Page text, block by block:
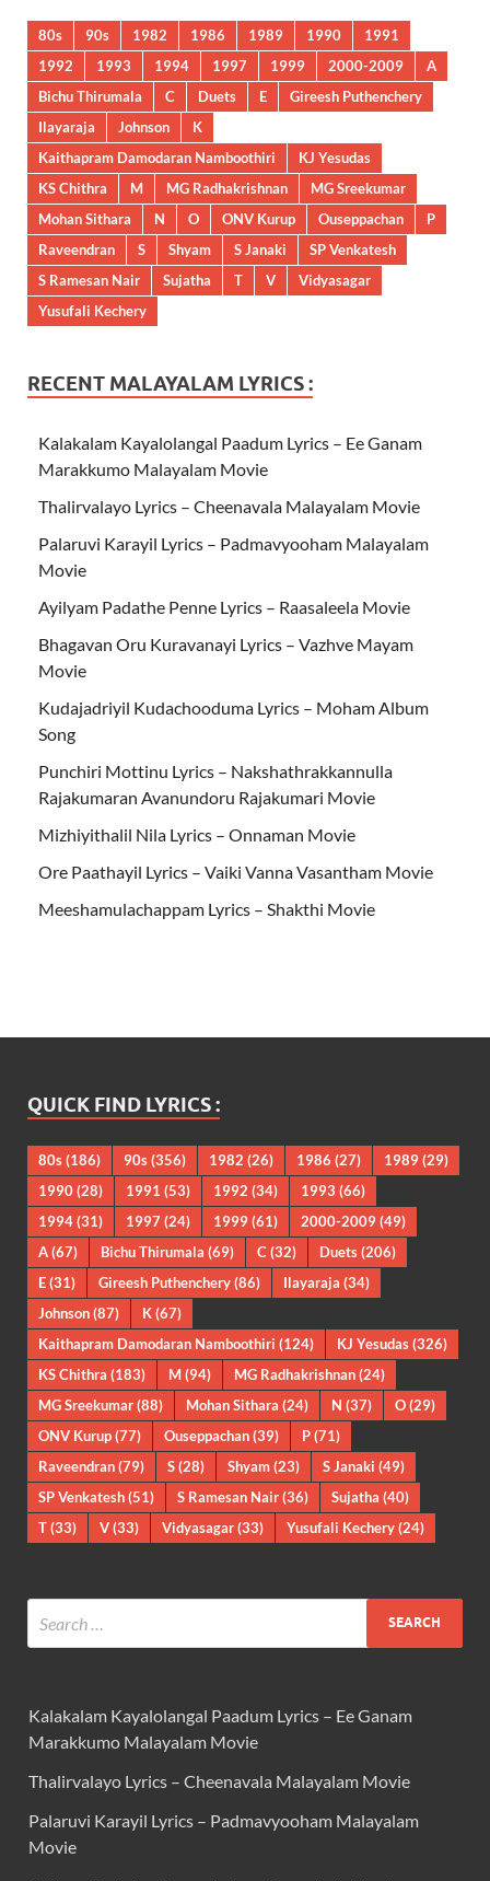
80s 90s 1982 1986 1989 1990
1991
1992
1993 1994 1997 1999 2000-2009
A
Bichu Thirumala
C Duets E
Gireesh Puthenchery
Ilayaraja
Johnson
K
Kaithapram Damodaran Namboothiri
KJ Yesudas
KS Chithra
M MG Radhakrishnan
MG Sreekumar
Mohan Sithara
N O ONV Kurup Ouseppachan
P
Raveendran
S Shyam S Janaki
SP Venkatesh
S Ramesan Nair
Sujatha T V
Vidyasagar
Yusufali Kechery
RECENT MALAYALAM LYRICS :
Kalakalam Kayalolangal Paadum Lyrics – Ee Ganam
Marakkumo Malayalam Movie
Thalirvalayo Lyrics – Cheenavala Malayalam Movie
Palaruvi Karayil Lyrics – Padmavyooham Malayalam
Movie
Ayilyam Padathe Penne Lyrics – Raasaleela Movie
Bhagavan Oru Kuravanayi Lyrics – Vazhve Mayam
Movie
Kudajadriyil Kudachooduma Lyrics – Moham Album
Song
Punchiri Mottinu Lyrics – Nakshathrakkannulla
Rajakumaran Avanundoru Rajakumari Movie
Mizhiyithalil Nila Lyrics – Onnaman Movie
Ore Paathayil Lyrics – Vaiki Vanna Vasantham Movie
Meeshamulachappam Lyrics – Shakthi Movie
QUICK FIND LYRICS :
80s(186) 90s(356) 1982 (26) 1986 (27) 1989(29)
1990(28) 1991 (53) 1992 (34) 1993 (66)
1994(31) 1997 (24) 1999(61) 2000-2009(49)
A(67) Bichu Thirumala (69) C (32) Duets(206)
E(31) Gireesh Puthenchery(86) Ilayaraja (34)
Johnson(87) K(67)
Kaithapram Damodaran Namboothiri (124) KJ Yesudas(326)
KS Chithra (183) M(94) MG Radhakrishnan(24)
MG Sreekumar(88) Mohan Sithara (24) N (37) O(29)
ONV Kurup(77) Ouseppachan(39) P(71)
Raveendran(79) S(28) Shyam(23) S Janaki (49)
SP Venkatesh(51) S Ramesan Nair(36) Sujatha (40)
T(33) V(33) Vidyasagar(33) Yusufali Kechery(24)
Kalakalam Kayalolangal Paadum Lyrics – Ee Ganam
Marakkumo Malayalam Movie
Thalirvalayo Lyrics – Cheenavala Malayalam Movie
Palaruvi Karayil Lyrics – Padmavyooham Malayalam
Movie